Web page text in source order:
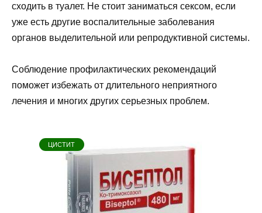
сходить в туалет. Не стоит заниматься сексом, если
уже есть другие воспалительные заболевания
органов выделительной или репродуктивной системы.
Соблюдение профилактических рекомендаций
поможет избежать от длительного неприятного
лечения и многих других серьезных проблем.
ЦИСТИТ